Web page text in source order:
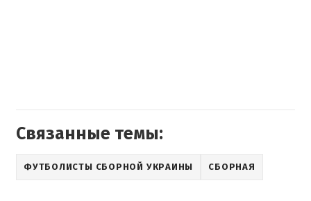
Связанные темы:
ФУТБОЛИСТЫ СБОРНОЙ УКРАИНЫ СБОРНАЯ